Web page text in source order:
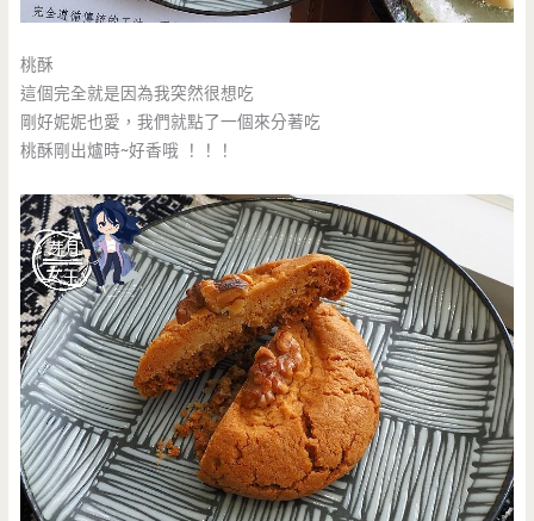
桃酥
這個完全就是因為我突然很想吃
剛好妮妮也愛，我們就點了一個來分著吃
桃酥剛出爐時~好香哦 ！！！